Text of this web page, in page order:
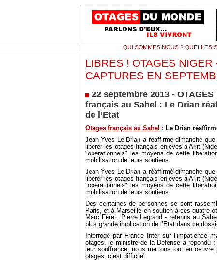
QUI SOMMES NOUS ? QUELLES
LIBRES ! OTAGES NIGER
CAPTURES EN
22 septembre 2013 - OTAGES
français au Sahel : Le Drian
de l’Etat
Otages français au Sahel
: Le Drian
Jean-Yves Le Drian a réaffirmé dimanche
libérer les otages français enlevés à Arlit
"opérationnels" les moyens de cette
mobilisation de leurs soutiens.
Jean-Yves Le Drian a réaffirmé dimanche
libérer les otages français enlevés à Arlit
"opérationnels" les moyens de cette
mobilisation de leurs soutiens.
Des centaines de personnes se sont
Paris, et à Marseille en soutien à ces quatre
Marc Féret, Pierre Legrand - retenus au
plus grande implication de l’Etat dans ce
Interrogé par France Inter sur l’impatience
otages, le ministre de la Défense a répondu
leur souffrance, nous mettons tout en
otages, c’est difficile".